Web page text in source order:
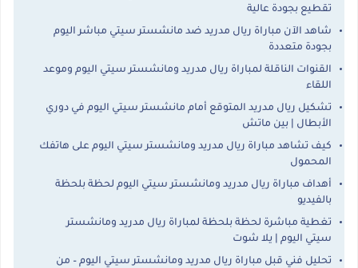
تقطيع بجودة عالية
شاهد الآن مباراة ريال مدريد ضد مانشستر سيتي مباشر اليوم
بجودة متعددة
القنوات الناقلة لمباراة ريال مدريد ومانشستر سيتي اليوم وموعد
اللقاء
تشكيل ريال مدريد المتوقع أمام مانشستر سيتي اليوم في دوري
الأبطال | بين ماتش
كيف تشاهد مباراة ريال مدريد ومانشستر سيتي اليوم على هاتفك
المحمول
أهداف مباراة ريال مدريد ومانشستر سيتي اليوم لحظة بلحظة
بالفيديو
تغطية مباشرة لحظة بلحظة لمباراة ريال مدريد ومانشستر
سيتي اليوم | يلا شوت
تحليل فني قبل مباراة ريال مدريد ومانشستر سيتي اليوم – من